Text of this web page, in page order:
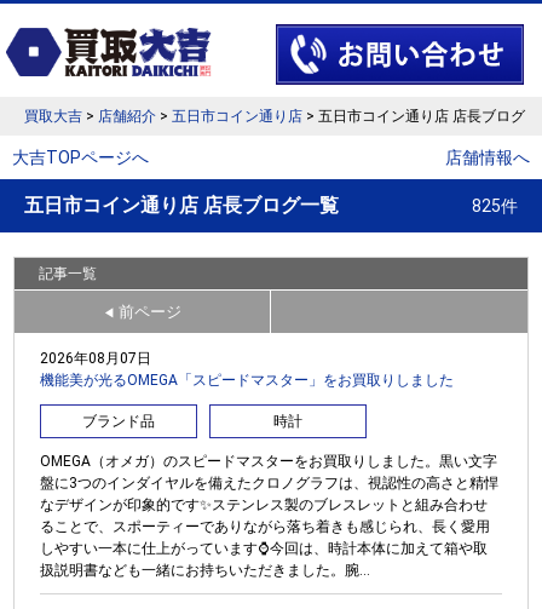
買取大吉 > 店舗紹介 > 五日市コイン通り店 > 五日市コイン通り店 店長ブログ
大吉TOPページへ 店舗情報へ
五日市コイン通り店 店長ブログ一覧 825件
記事一覧
◀ 前ページ
2026年08月07日
機能美が光るOMEGA「スピードマスター」をお買取りしました
ブランド品 時計
OMEGA（オメガ）のスピードマスターをお買取りしました。黒い文字
盤に3つのインダイヤルを備えたクロノグラフは、視認性の高さと精悍
なデザインが印象的です✨ステンレス製のブレスレットと組み合わせ
ることで、スポーティーでありながら落ち着きも感じられ、長く愛用
しやすい一本に仕上がっています⌚今回は、時計本体に加えて箱や取
扱説明書なども一緒にお持ちいただきました。腕...